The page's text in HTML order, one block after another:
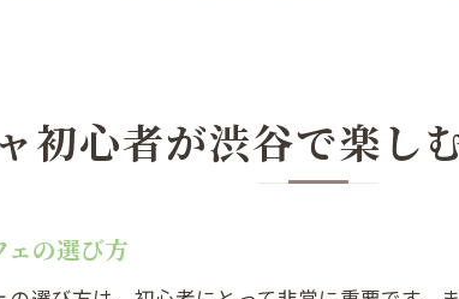
静かなシー
シーシャと
初心者が渋谷で楽し
ェの選び方